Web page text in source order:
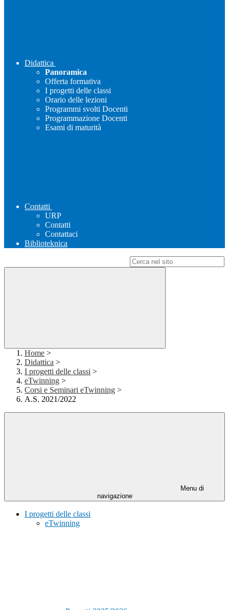
Didattica
Panoramica
Offerta formativa
I progetti delle classi
Orario delle lezioni
Programmi svolti Docenti
Programmazione Docenti
Esami di maturità
Contatti
URP
Contatti
Contattaci
Biblioteknica
Home >
Didattica >
I progetti delle classi >
eTwinning >
Corsi e Seminari eTwinning >
A.S. 2021/2022
Menu di
navigazione
I progetti delle classi
eTwinning